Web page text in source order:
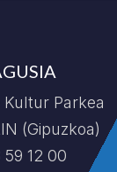
Parkea
(Gipuzkoa)
12 00